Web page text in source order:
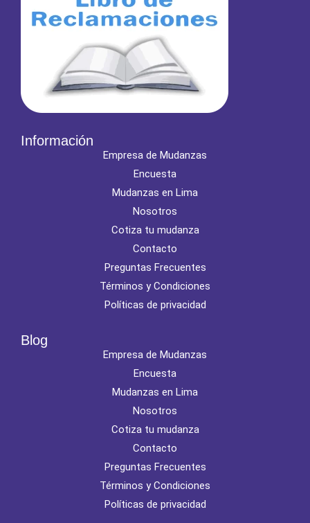
Información
Empresa de Mudanzas
Encuesta
Mudanzas en Lima
Nosotros
Cotiza tu mudanza
Contacto
Preguntas Frecuentes
Términos y Condiciones
Políticas de privacidad
Blog
Empresa de Mudanzas
Encuesta
Mudanzas en Lima
Nosotros
Cotiza tu mudanza
Contacto
Preguntas Frecuentes
Términos y Condiciones
Políticas de privacidad